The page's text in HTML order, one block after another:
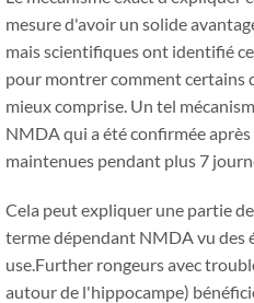
mesure d'avoir un solide
mais scientifiques ont identifié
pour montrer comment certains
mieux comprise. Un tel
NMDA qui a été confirmée
maintenues pendant plus 7
Cela peut expliquer une partie
terme dépendant NMDA vu des
use.Further rongeurs avec
autour de l'hippocampe)